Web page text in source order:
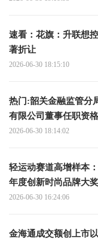
速看：花旗：升联想
著折让
2026-06-30 18:15:10
热门:韶关金融监管分
有限公司董事任职资格
2026-06-30 18:14:02
轻运动赛道高增样本
年度创新时尚品牌大奖
2026-06-30 16:24:06
金海通成交额创上市